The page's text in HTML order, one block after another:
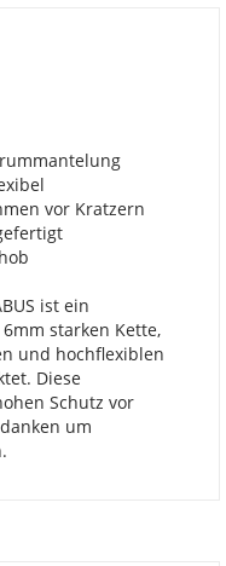
vor Kratzern
ist ein
starken Kette,
und hochflexiblen
Diese
Schutz vor
um